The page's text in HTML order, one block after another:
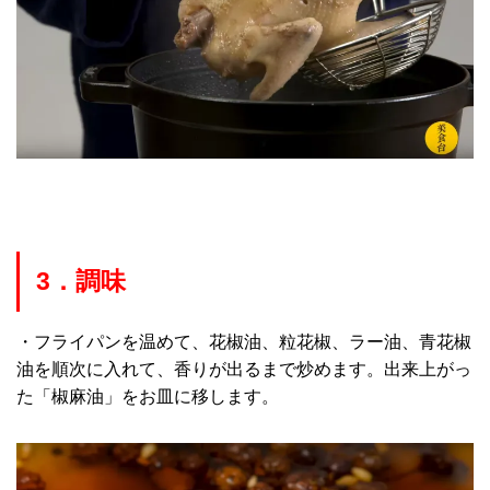
3．調味
・フライパンを温めて、花椒油、粒花椒、ラー油、青花椒
油を順次に入れて、香りが出るまで炒めます。出来上がっ
た「椒麻油」をお皿に移します。